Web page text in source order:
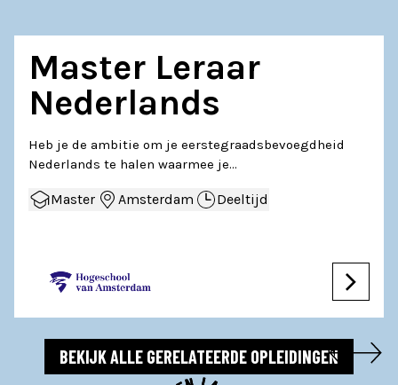
Master Leraar
Nederlands
Heb je de ambitie om je eerstegraadsbevoegdheid
Nederlands te halen waarmee je…
Master Amsterdam Deeltijd
BEKIJK ALLE GERELATEERDE OPLEIDINGEN